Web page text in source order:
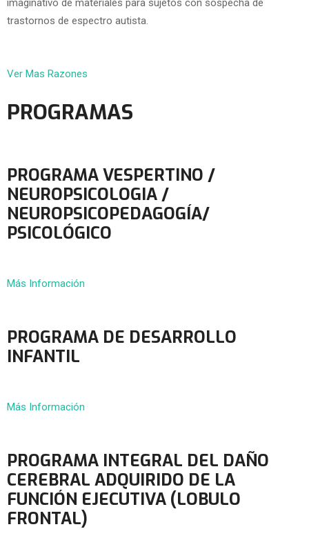
imaginativo de materiales para sujetos con sospecha de
trastornos de espectro autista.
Ver Mas Razones
PROGRAMAS
PROGRAMA VESPERTINO /
NEUROPSICOLOGIA /
NEUROPSICOPEDAGOGÍA/
PSICOLÓGICO
Más Información
PROGRAMA DE DESARROLLO
INFANTIL
Más Información
PROGRAMA INTEGRAL DEL DAÑO
CEREBRAL ADQUIRIDO DE LA
FUNCIÓN EJECUTIVA (LOBULO
FRONTAL)